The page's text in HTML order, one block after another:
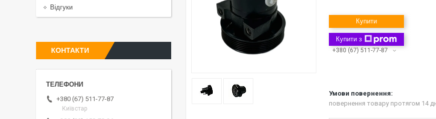
Купити
Купити з
+380 (67) 511-77-87
повернення товару протягом 14
Відгуки
КОНТАКТИ
+380 (67) 511-77-87
Київстар